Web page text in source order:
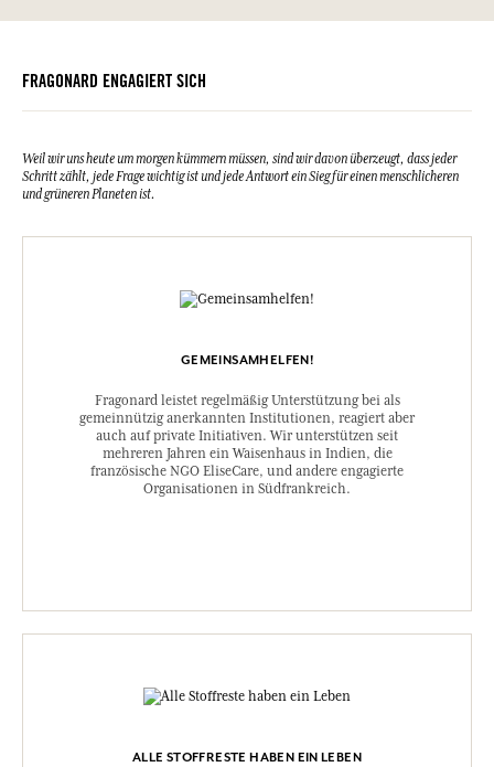
FRAGONARD ENGAGIERT SICH
Weil wir uns heute um morgen kümmern müssen, sind wir davon überzeugt, dass jeder
Schritt zählt, jede Frage wichtig ist und jede Antwort ein Sieg für einen menschlicheren
und grüneren Planeten ist.
GEMEINSAMHELFEN!
Fragonard leistet regelmäßig Unterstützung bei als
gemeinnützig anerkannten Institutionen, reagiert aber
auch auf private Initiativen. Wir unterstützen seit
mehreren Jahren ein Waisenhaus in Indien, die
französische NGO EliseCare, und andere engagierte
Organisationen in Südfrankreich.
ALLE STOFFRESTE HABEN EIN LEBEN